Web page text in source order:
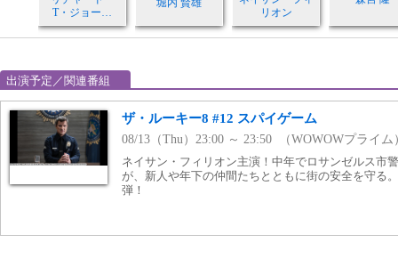
T・ジョー…
堀内 賢雄
リオン
出演予定／関連番組
ザ・ルーキー8 #12 スパイゲーム
08/13（Thu）23:00 ～ 23:50 （WOWOWプライム
ネイサン・フィリオン主演！中年でロサンゼルス市
が、新人や年下の仲間たちとともに街の安全を守る
弾！